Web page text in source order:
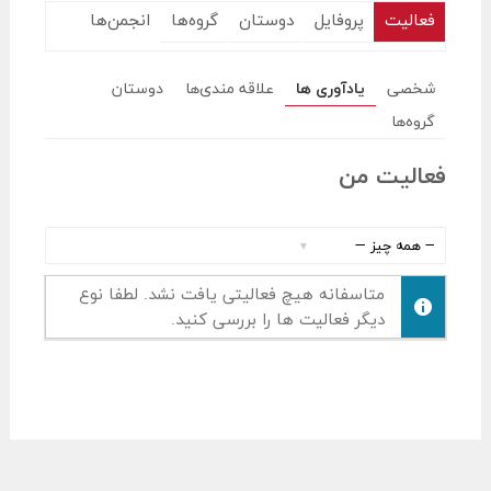
فعالیت پروفایل دوستان گروه‌ها انجمن‌ها
شخصی یادآوری ها علاقه مندی‌ها
دوستان
گروه‌ها
فعالیت من
متاسفانه هیچ فعالیتی یافت نشد. لطفا نوع
دیگر فعالیت ها را بررسی کنید.